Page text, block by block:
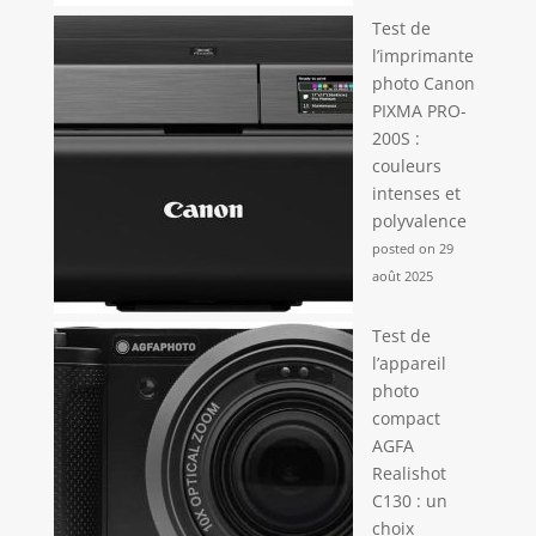
Test de
l’imprimante
photo Canon
PIXMA PRO-
200S :
couleurs
intenses et
polyvalence
posted on 29
août 2025
Test de
l’appareil
photo
compact
AGFA
Realishot
C130 : un
choix